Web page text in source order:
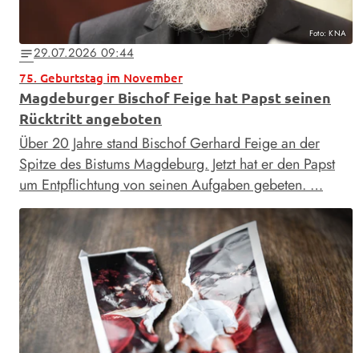
Foto: KNA
notes29.07.2026 09:44
75. Geburtstag im November
Magdeburger Bischof Feige hat Papst seinen
Rücktritt angeboten
Über 20 Jahre stand Bischof Gerhard Feige an der
Spitze des Bistums Magdeburg. Jetzt hat er den Papst
um Entpflichtung von seinen Aufgaben gebeten. …